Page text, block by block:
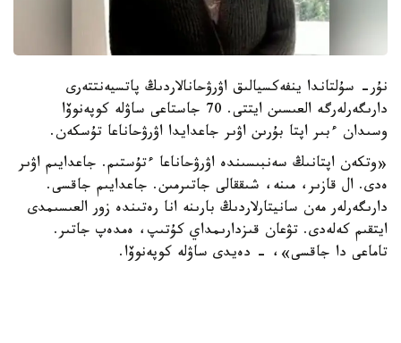
نۇر- سۇلتاندا ينفەكسيالىق اۋرۋحانالاردىڭ پاتسيەنتتەرى
دارىگەرلەرگە العىسىن ايتتى. 70 جاستاعى ساۋلە كوپەنوۆا
وسىدان ءبىر اپتا بۇرىن اۋىر جاعدايدا اۋرۋحاناعا تۇسكەن.
«وتكەن اپتانىڭ سەنبىسىندە اۋرۋحاناعا ءتۇستىم. جاعدايىم اۋىر
ەدى. ال قازىر، مىنە، شىققالى جاتىرمىن. جاعدايىم جاقسى.
دارىگەرلەر مەن سانيتارلاردىڭ بارىنە انا رەتىندە زور العىسىمدى
ايتقىم كەلەدى. تۋعان قىزدارىمداي كۇتىپ، ەمدەپ جاتىر.
تاماعى دا جاقسى»، - دەيدى ساۋلە كوپەنوۆا.